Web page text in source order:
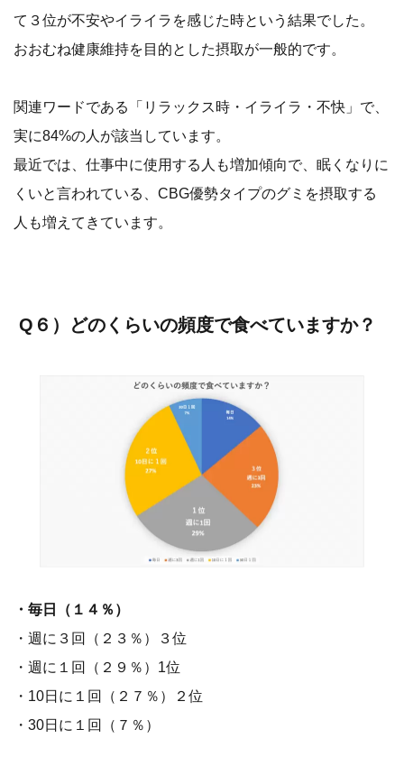
て３位が不安やイライラを感じた時という結果でした。
おおむね健康維持を目的とした摂取が一般的です。
関連ワードである「リラックス時・イライラ・不快」で、
実に84%の人が該当しています。
最近では、仕事中に使用する人も増加傾向で、眠くなりに
くいと言われている、CBG優勢タイプのグミを摂取する
人も増えてきています。
Q６）どのくらいの頻度で食べていますか？
・毎日（１４％）
・週に３回（２３％）３位
・週に１回（２９％）1位
・10日に１回（２７％）２位
・30日に１回（７％）